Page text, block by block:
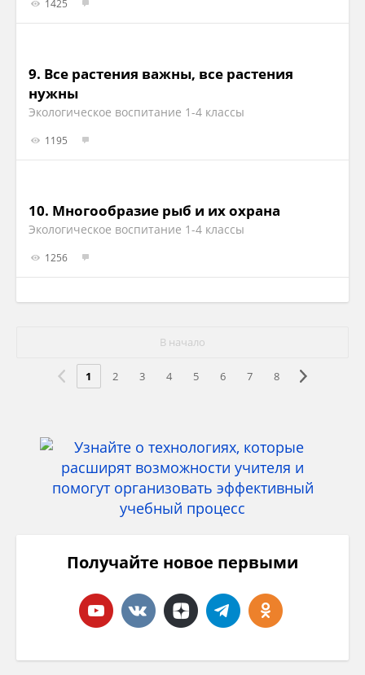
1425
9. Все растения важны, все растения
нужны
Экологическое воспитание 1-4 классы
1195
10. Многообразие рыб и их охрана
Экологическое воспитание 1-4 классы
1256
В начало
1 2 3 4 5 6 7 8
Получайте новое первыми